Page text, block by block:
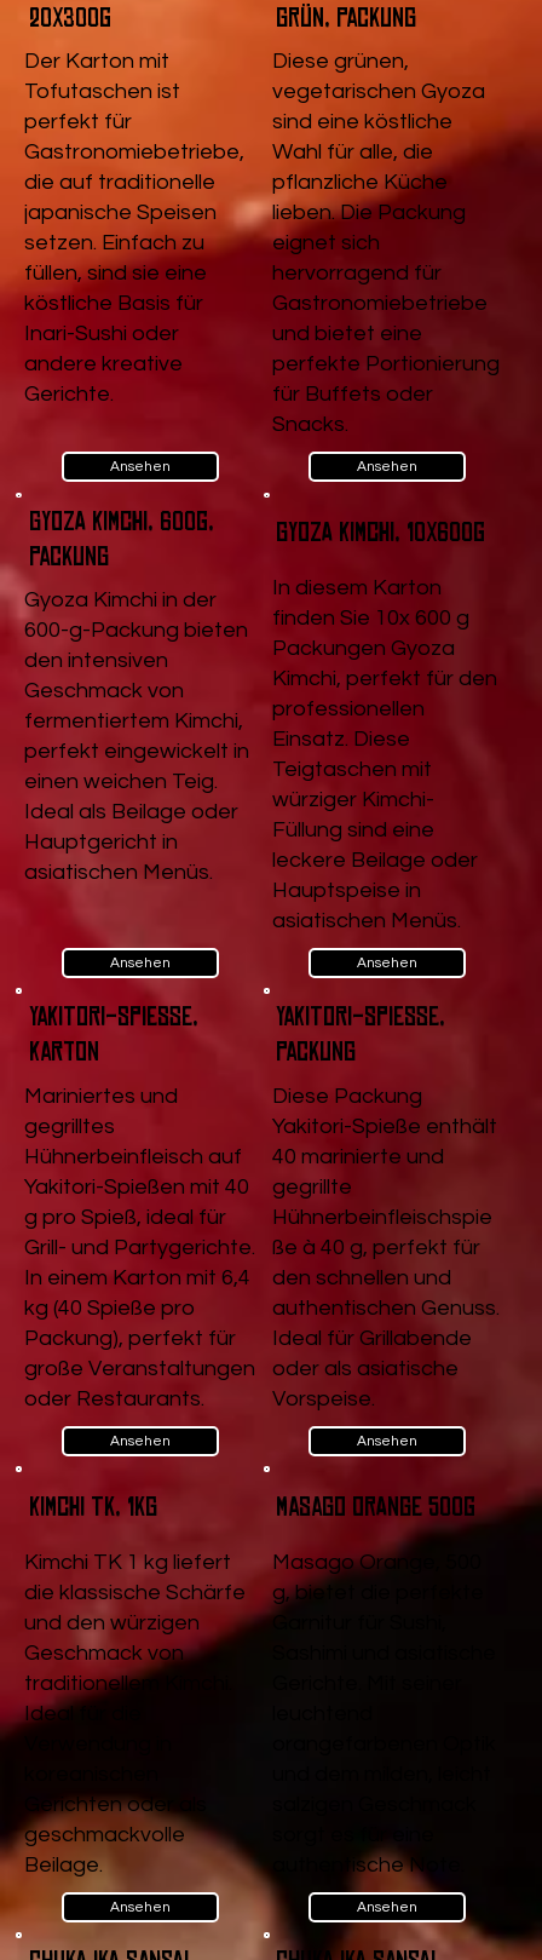
20x300g
Der Karton mit
Tofutaschen ist
perfekt für
Gastronomiebetriebe,
die auf traditionelle
japanische Speisen
setzen. Einfach zu
füllen, sind sie eine
köstliche Basis für
Inari-Sushi oder
andere kreative
Gerichte.
Ansehen
Grün, Packung
Diese grünen,
vegetarischen Gyoza
sind eine köstliche
Wahl für alle, die
pflanzliche Küche
lieben. Die Packung
eignet sich
hervorragend für
Gastronomiebetriebe
und bietet eine
perfekte Portionierung
für Buffets oder
Snacks.
Ansehen
Gyoza Kimchi, 600g,
Packung
Gyoza Kimchi in der
600-g-Packung bieten
den intensiven
Geschmack von
fermentiertem Kimchi,
perfekt eingewickelt in
einen weichen Teig.
Ideal als Beilage oder
Hauptgericht in
asiatischen Menüs.
Ansehen
Gyoza Kimchi, 10x600g
In diesem Karton
finden Sie 10x 600 g
Packungen Gyoza
Kimchi, perfekt für den
professionellen
Einsatz. Diese
Teigtaschen mit
würziger Kimchi-
Füllung sind eine
leckere Beilage oder
Hauptspeise in
asiatischen Menüs.
Ansehen
Yakitori-Spieße,
Karton
Mariniertes und
gegrilltes
Hühnerbeinfleisch auf
Yakitori-Spießen mit 40
g pro Spieß, ideal für
Grill- und Partygerichte.
In einem Karton mit 6,4
kg (40 Spieße pro
Packung), perfekt für
große Veranstaltungen
oder Restaurants.
Ansehen
Yakitori-Spieße,
Packung
Diese Packung
Yakitori-Spieße enthält
40 marinierte und
gegrillte
Hühnerbeinfleischspie
ße à 40 g, perfekt für
den schnellen und
authentischen Genuss.
Ideal für Grillabende
oder als asiatische
Vorspeise.
Ansehen
Kimchi TK, 1kg
Kimchi TK 1 kg liefert
die klassische Schärfe
und den würzigen
Geschmack von
traditionellem Kimchi.
Ideal für die
Gerichten oder als
geschmackvolle
Beilage.
Ansehen
Masago Orange 500g
Masago Orange, 500
g, bietet die perfekte
Garnitur für Sushi,
authentische Note.
Ansehen